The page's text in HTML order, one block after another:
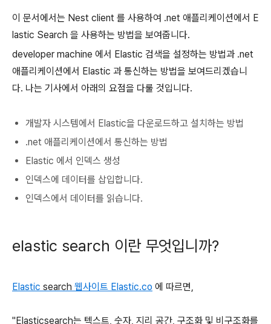
이 문서에서는 Nest client 를 사용하여 .net 애플리케이션에서 E
lastic Search 을 사용하는 방법을 보여줍니다.
developer machine 에서 Elastic 검색을 설정하는 방법과 .net
애플리케이션에서 Elastic 과 통신하는 방법을 보여드리겠습니
다. 나는 기사에서 아래의 요점을 다룰 것입니다.
개발자 시스템에서 Elastic을 다운로드하고 설치하는 방법
.net 애플리케이션에서 통신하는 방법
Elastic 에서 인덱스 생성
인덱스에 데이터를 삽입합니다.
인덱스에서 데이터를 읽습니다.
elastic search 이란 무엇입니까?
Elastic search 웹사이트 Elastic.co 에 따르면,
"Elasticsearch는 텍스트, 숫자, 지리 공간, 구조화 및 비구조화를